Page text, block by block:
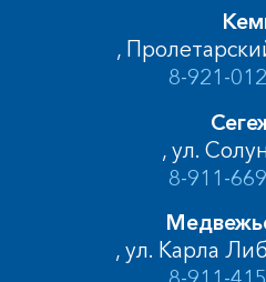
,
8-921-
, ул.
8-911-
, ул. Карла